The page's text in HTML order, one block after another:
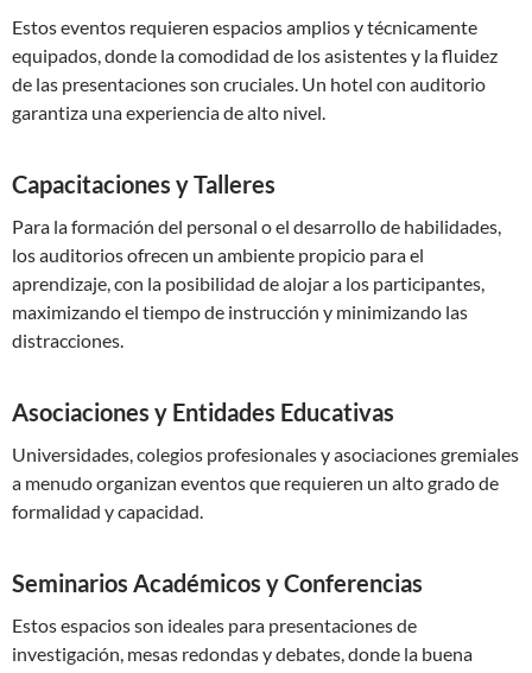
Estos eventos requieren espacios amplios y técnicamente
equipados, donde la comodidad de los asistentes y la fluidez
de las presentaciones son cruciales. Un hotel con auditorio
garantiza una experiencia de alto nivel.
Capacitaciones y Talleres
Para la formación del personal o el desarrollo de habilidades,
los auditorios ofrecen un ambiente propicio para el
aprendizaje, con la posibilidad de alojar a los participantes,
maximizando el tiempo de instrucción y minimizando las
distracciones.
Asociaciones y Entidades Educativas
Universidades, colegios profesionales y asociaciones gremiales
a menudo organizan eventos que requieren un alto grado de
formalidad y capacidad.
Seminarios Académicos y Conferencias
Estos espacios son ideales para presentaciones de
investigación, mesas redondas y debates, donde la buena